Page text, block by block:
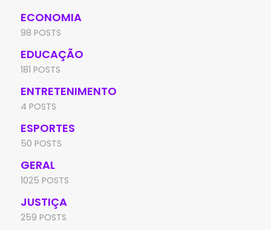
ECONOMIA
98 POSTS
EDUCAÇÃO
181 POSTS
ENTRETENIMENTO
4 POSTS
ESPORTES
50 POSTS
GERAL
1025 POSTS
JUSTIÇA
259 POSTS